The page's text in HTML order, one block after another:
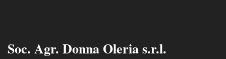
Soc. Agr. Donna Oleria s.r.l.